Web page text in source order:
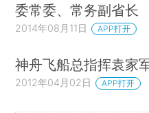
委常委、常务副省长
2014年08月11日 APP打开
神舟飞船总指挥袁家
2012年04月02日 APP打开